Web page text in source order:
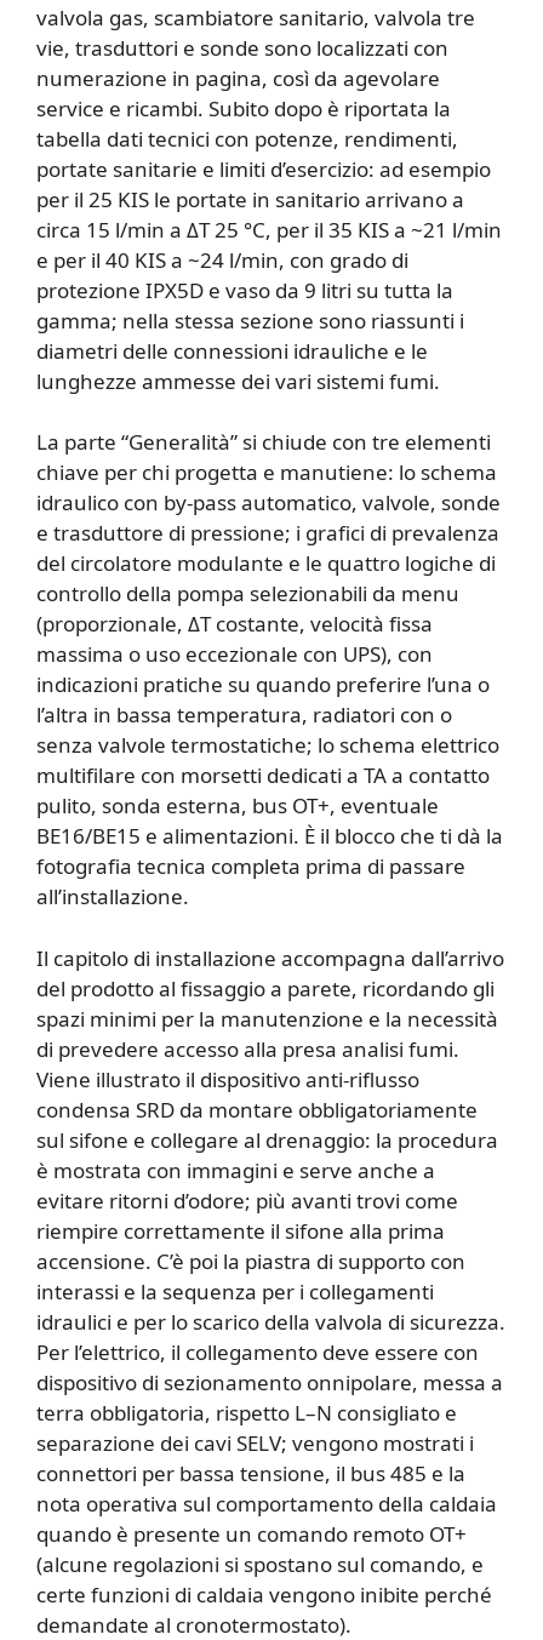
valvola gas, scambiatore sanitario, valvola tre
vie, trasduttori e sonde sono localizzati con
numerazione in pagina, così da agevolare
service e ricambi. Subito dopo è riportata la
tabella dati tecnici con potenze, rendimenti,
portate sanitarie e limiti d’esercizio: ad esempio
per il 25 KIS le portate in sanitario arrivano a
circa 15 l/min a ΔT 25 °C, per il 35 KIS a ~21 l/min
e per il 40 KIS a ~24 l/min, con grado di
protezione IPX5D e vaso da 9 litri su tutta la
gamma; nella stessa sezione sono riassunti i
diametri delle connessioni idrauliche e le
lunghezze ammesse dei vari sistemi fumi.
La parte “Generalità” si chiude con tre elementi
chiave per chi progetta e manutiene: lo schema
idraulico con by-pass automatico, valvole, sonde
e trasduttore di pressione; i grafici di prevalenza
del circolatore modulante e le quattro logiche di
controllo della pompa selezionabili da menu
(proporzionale, ΔT costante, velocità fissa
massima o uso eccezionale con UPS), con
indicazioni pratiche su quando preferire l’una o
l’altra in bassa temperatura, radiatori con o
senza valvole termostatiche; lo schema elettrico
multifilare con morsetti dedicati a TA a contatto
pulito, sonda esterna, bus OT+, eventuale
BE16/BE15 e alimentazioni. È il blocco che ti dà la
fotografia tecnica completa prima di passare
all’installazione.
Il capitolo di installazione accompagna dall’arrivo
del prodotto al fissaggio a parete, ricordando gli
spazi minimi per la manutenzione e la necessità
di prevedere accesso alla presa analisi fumi.
Viene illustrato il dispositivo anti-riflusso
condensa SRD da montare obbligatoriamente
sul sifone e collegare al drenaggio: la procedura
è mostrata con immagini e serve anche a
evitare ritorni d’odore; più avanti trovi come
riempire correttamente il sifone alla prima
accensione. C’è poi la piastra di supporto con
interassi e la sequenza per i collegamenti
idraulici e per lo scarico della valvola di sicurezza.
Per l’elettrico, il collegamento deve essere con
dispositivo di sezionamento onnipolare, messa a
terra obbligatoria, rispetto L–N consigliato e
separazione dei cavi SELV; vengono mostrati i
connettori per bassa tensione, il bus 485 e la
nota operativa sul comportamento della caldaia
quando è presente un comando remoto OT+
(alcune regolazioni si spostano sul comando, e
certe funzioni di caldaia vengono inibite perché
demandate al cronotermostato).